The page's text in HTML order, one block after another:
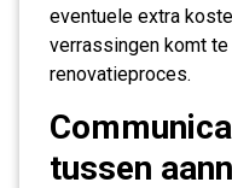
eventuele extra
verrassingen komt
renovatieproces.
tussen